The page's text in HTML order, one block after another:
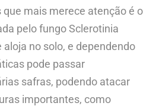
mais merece atenção é o
pelo fungo Sclerotinia
no solo, e dependendo
pode passar
safras, podendo atacar
importantes, como